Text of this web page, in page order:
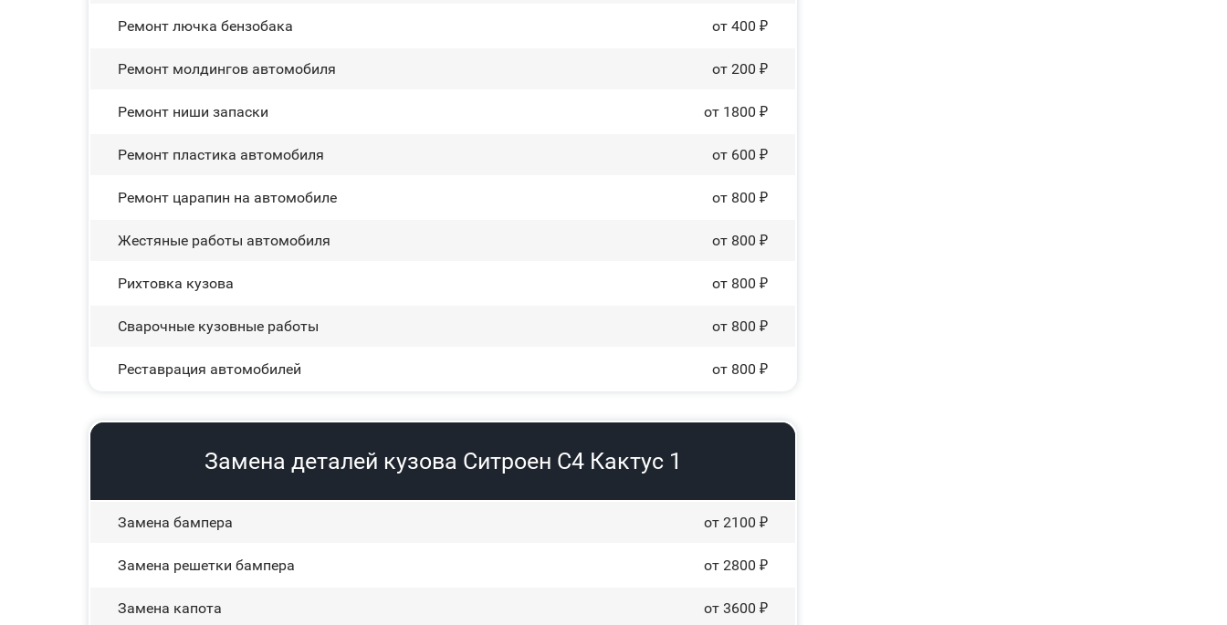
Ремонт лючка бензобака от 400 ₽
Ремонт молдингов автомобиля от 200 ₽
Ремонт ниши запаски от 1800 ₽
Ремонт пластика автомобиля от 600 ₽
Ремонт царапин на автомобиле от 800 ₽
Жестяные работы автомобиля от 800 ₽
Рихтовка кузова от 800 ₽
Сварочные кузовные работы от 800 ₽
Реставрация автомобилей от 800 ₽
Замена деталей кузова Ситроен С4 Кактус 1
Замена бампера от 2100 ₽
Замена решетки бампера от 2800 ₽
Замена капота от 3600 ₽